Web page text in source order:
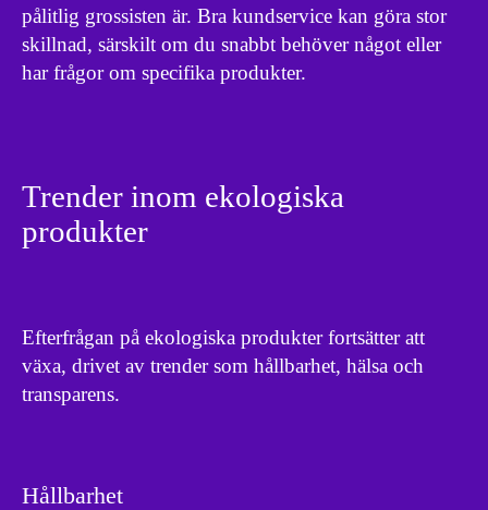
pålitlig grossisten är. Bra kundservice kan göra stor
skillnad, särskilt om du snabbt behöver något eller
har frågor om specifika produkter.
Trender inom ekologiska
produkter
Efterfrågan på ekologiska produkter fortsätter att
växa, drivet av trender som hållbarhet, hälsa och
transparens.
Hållbarhet